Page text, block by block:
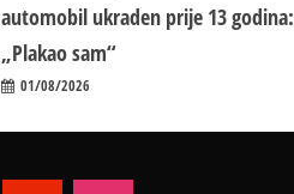
automobil ukraden prije 13 godina:
„Plakao sam“
01/08/2026